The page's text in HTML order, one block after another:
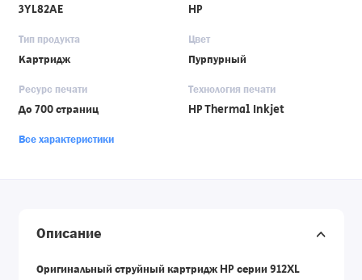
3YL82AE HP
Тип продукта
Картридж
Цвет
Пурпурный
Ресурс печати
До 700 страниц
Технология печати
HP Thermal Inkjet
Все характеристики
Описание
Оригинальный струйный картридж HP серии 912XL